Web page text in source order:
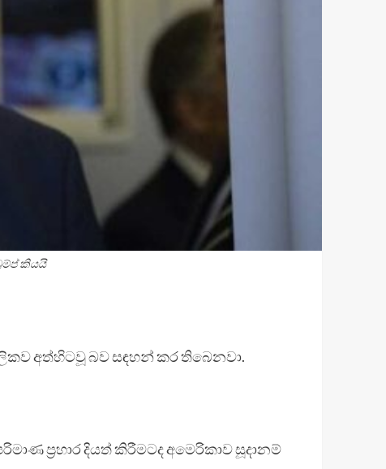
කියයි
අත්හිටවූ බව සඳහන් කර තිබෙනවා.
ප්‍රහාර දියත් කිරීමටද අමෙරිකාව සූදානම්